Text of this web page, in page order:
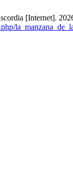
[Internet].